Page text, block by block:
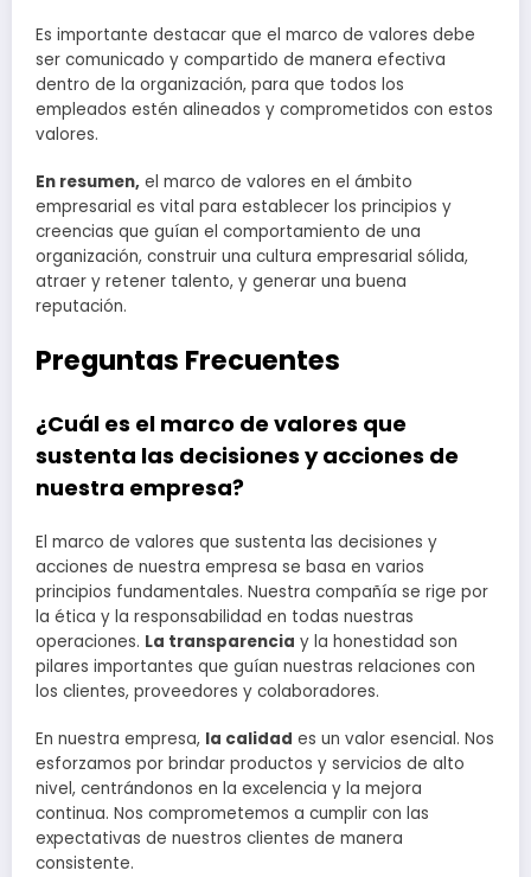
Es importante destacar que el marco de valores debe
ser comunicado y compartido de manera efectiva
dentro de la organización, para que todos los
empleados estén alineados y comprometidos con estos
valores.
En resumen, el marco de valores en el ámbito
empresarial es vital para establecer los principios y
creencias que guían el comportamiento de una
organización, construir una cultura empresarial sólida,
atraer y retener talento, y generar una buena
reputación.
Preguntas Frecuentes
¿Cuál es el marco de valores que
sustenta las decisiones y acciones de
nuestra empresa?
El marco de valores que sustenta las decisiones y
acciones de nuestra empresa se basa en varios
principios fundamentales. Nuestra compañía se rige por
la ética y la responsabilidad en todas nuestras
operaciones. La transparencia y la honestidad son
pilares importantes que guían nuestras relaciones con
los clientes, proveedores y colaboradores.
En nuestra empresa, la calidad es un valor esencial. Nos
esforzamos por brindar productos y servicios de alto
nivel, centrándonos en la excelencia y la mejora
continua. Nos comprometemos a cumplir con las
expectativas de nuestros clientes de manera
consistente.